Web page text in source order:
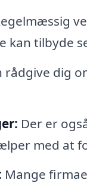
kan tilbyde
rådgive dig
Der er
med at
Mange